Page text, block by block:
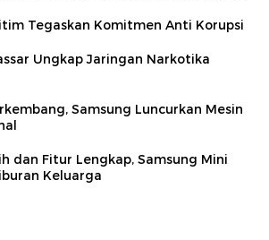
Tegaskan Komitmen Anti Korupsi
Ungkap Jaringan Narkotika
Samsung Luncurkan Mesin
dan Fitur Lengkap, Samsung Mini
Keluarga